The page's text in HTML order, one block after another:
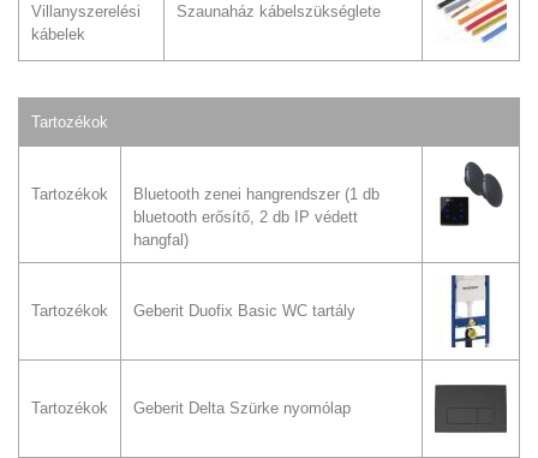
Villanyszerelési
kábelek
Szaunaház kábelszükséglete
Tartozékok
Tartozékok
Bluetooth zenei hangrendszer (1 db
bluetooth erősítő, 2 db IP védett
hangfal)
Tartozékok Geberit Duofix Basic WC tartály
Tartozékok Geberit Delta Szürke nyomólap